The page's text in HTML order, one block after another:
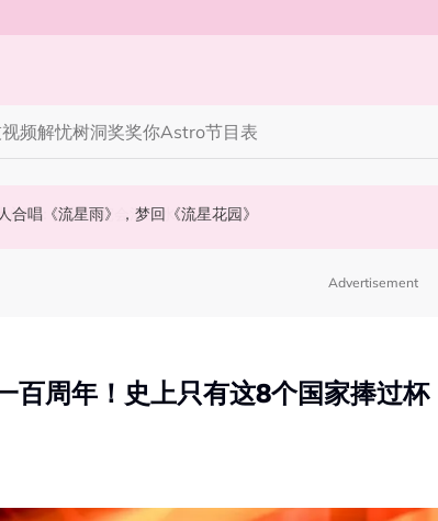
视频解忧树洞奖奖你Astro节目表
声：真相终究会浮出水面！
唱《流星雨》，梦回《流星花园》
深情演绎JANNABI歌曲获网友狂赞！
Advertisement
百周年！史上只有这8个国家捧过杯